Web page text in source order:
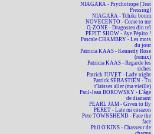
NIAGARA - Psychotrope [Test
Pressing]
NIAGARA - Tchiki boum
NOVECENTO - Come to me
O-ZONE - Dragostea din teï
PÉPIT' SHOW - Aye Pépito !
Pascale CHAMBRY - Les mots
du jour
Patricia KAAS - Kennedy Rose
(remix)
Patricia KAAS - Regarde les
riches
Patrick JUVET - Lady night
Patrick SÉBASTIEN - Tu
t'laisses aller (ma vieille)
Paul-Jean BOROWSKY - L'âge
de diamant
PEARL JAM - Given to fly
PERET - Late mi corazon
Pete TOWNSHEND - Face the
face
Phil O'KINS - Chasseur de